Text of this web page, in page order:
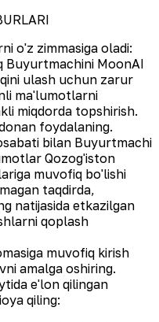
o'z zimmasiga oladi:
Buyurtmachini MoonAI
ulash uchun zarur
ma'lumotlarni
miqdorda topshirish.
foydalaning.
bilan Buyurtmachi
Qozog'iston
muvofiq bo'lishi
taqdirda,
natijasida etkazilgan
qoplash
muvofiq kirish
amalga oshiring.
e'lon qilingan
qiling: